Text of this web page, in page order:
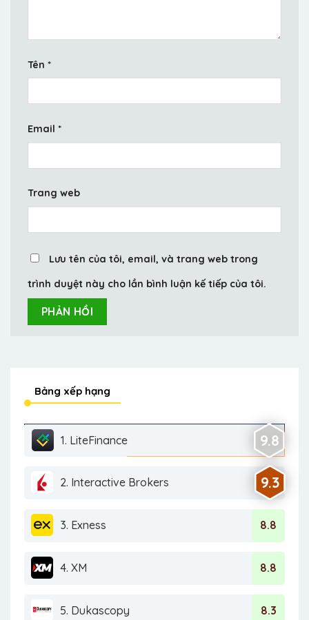
Tên *
Email *
Trang web
Lưu tên của tôi, email, và trang web trong
trình duyệt này cho lần bình luận kế tiếp của tôi.
Bảng xếp hạng
1. LiteFinance 9.8
2. Interactive Brokers 9.3
3. Exness 8.8
4. XM 8.8
5. Dukascopy 8.3